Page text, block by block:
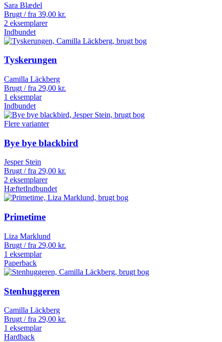
Sara Blædel
Brugt / fra 39,00 kr.
2 eksemplarer
Indbundet
Tyskerungen
Camilla Läckberg
Brugt / fra 29,00 kr.
1 eksemplar
Indbundet
Flere varianter
Bye bye blackbird
Jesper Stein
Brugt / fra 29,00 kr.
2 eksemplarer
HæftetIndbundet
Primetime
Liza Marklund
Brugt / fra 29,00 kr.
1 eksemplar
Paperback
Stenhuggeren
Camilla Läckberg
Brugt / fra 29,00 kr.
1 eksemplar
Hardback